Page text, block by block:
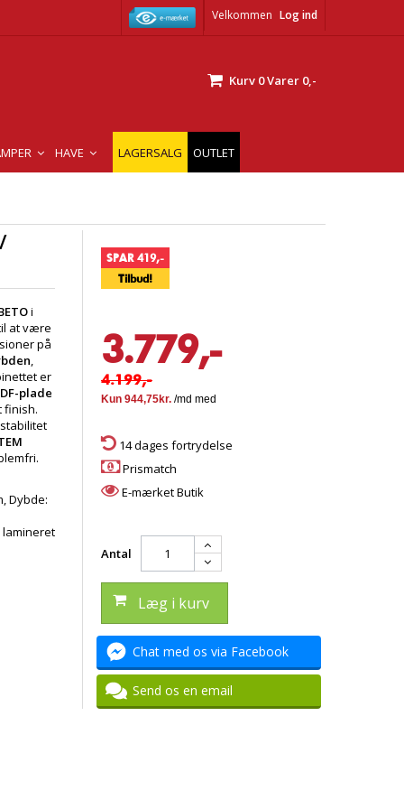
Velkommen Log ind
Kurv 0Varer 0,-
HAVE LAGERSALG OUTLET
i
at være
på
,
er
plade
finish.
Dybde:
lamineret
SPAR 419,-
Tilbud!
3.779,-
4.199,-
14 dages fortrydelse
Prismatch
E-mærket Butik
Antal
Læg i kurv
Chat med os via Facebook
Send os en email